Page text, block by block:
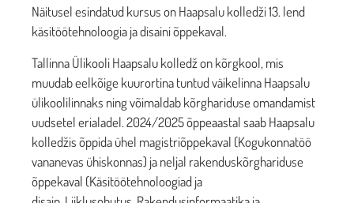
Näitusel esindatud kursus on Haapsalu kolledži 13. lend
käsitöötehnoloogia ja disaini õppekaval.
Tallinna Ülikooli Haapsalu kolledž on kõrgkool, mis
muudab eelkõige kuurortina tuntud väikelinna Haapsalu
ülikoolilinnaks ning võimaldab kõrghariduse omandamist
uudsetel erialadel. 2024/2025 õppeaastal saab Haapsalu
kolledžis õppida ühel magistriõppekaval (Kogukonnatöö
vananevas ühiskonnas) ja neljal rakenduskõrghariduse
õppekaval (Käsitöötehnoloogiad ja